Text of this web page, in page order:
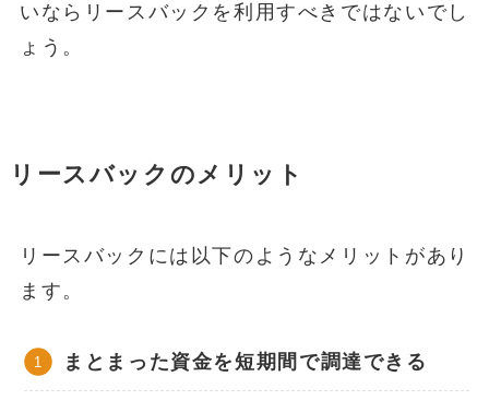
いならリースバックを利用すべきではないでし
ょう。
リースバックのメリット
リースバックには以下のようなメリットがあり
ます。
まとまった資金を短期間で調達できる